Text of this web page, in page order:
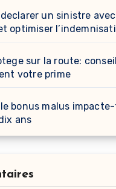
un sinistre
optimiser
sur la route:
votre prime
bonus malus
ans